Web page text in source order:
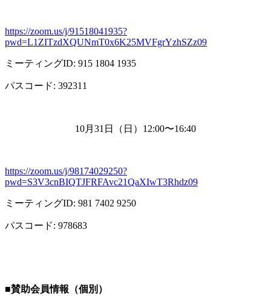
https://zoom.us/j/91518041935?
pwd=L1ZITzdXQUNmT0x6K25MVFgrYzhSZz09
ミーティングID: 915 1804 1935
パスコード: 392311
10月 31 日（日） 12:00〜16:40
https://zoom.us/j/98174029250?
pwd=S3V3cnBIQTJFRFAvc21QaXIwT3Rhdz09
ミーティングID: 981 7402 9250
パスコード: 978683
■賛助会員情報（個別）